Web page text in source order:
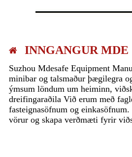
INNGANGUR MDE
Suzhou Mdesafe Equipment
minibar og talsmaður þægilegra
ýmsum löndum um heiminn,
dreifingaraðila Við erum með
fasteignasöfnum og
vörur og skapa verðmæti fyrir